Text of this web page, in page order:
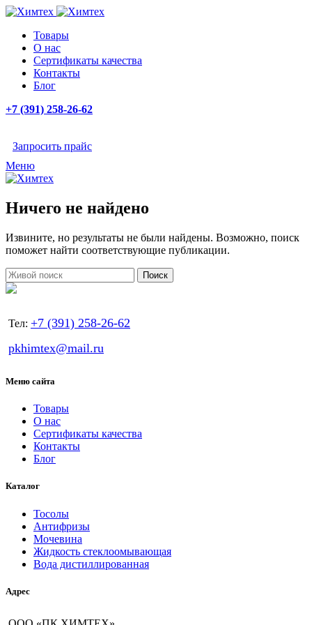
Товары
О нас
Сертификаты качества
Контакты
Блог
+7 (391) 258-26-62
Запросить прайс
Меню
Ничего не найдено
Извините, но результаты не были найдены. Возможно, поиск
поможет найти соответствующие публикации.
Поиск
Тел: +7 (391) 258-26-62
pkhimtex@mail.ru
Меню сайта
Товары
О нас
Сертификаты качества
Контакты
Блог
Каталог
Тосолы
Антифризы
Мочевина
Жидкость стеклоомывающая
Вода дистиллированная
Адрес